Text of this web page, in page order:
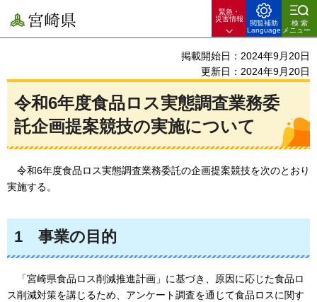
宮崎県
緊急・
災害情報
閲覧補助
Language
検索
メニュー
掲載開始日：2024年9月20日
更新日：2024年9月20日
令和6年度食品ロス実態調査業務委
託企画提案競技の実施について
令和6年度食品ロス実態調査業務委託の企画提案競技を次のとおり
実施する。
1 事業の目的
「宮崎県食品ロス削減推進計画」に基づき、原因に応じた食品ロ
ス削減対策を講じるため、アンケート調査を通じて食品ロスに関す